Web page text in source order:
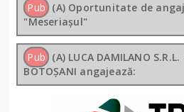
Pub (A) Oportunitate de
"Meseriașul"
Pub (A) LUCA DAMILANO
BOTOȘANI angajează: